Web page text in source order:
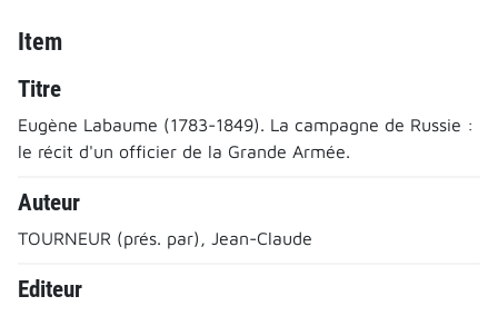
Item
Titre
Eugène Labaume (1783-1849). La campagne de Russie :
le récit d'un officier de la Grande Armée.
Auteur
TOURNEUR (prés. par), Jean-Claude
Editeur